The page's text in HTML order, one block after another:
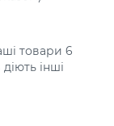
товари 6
інші